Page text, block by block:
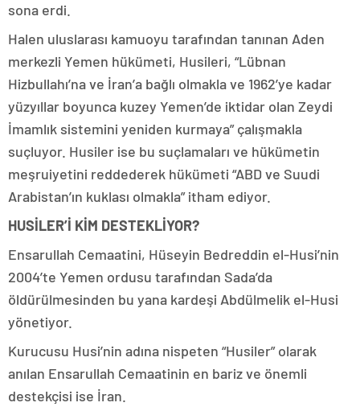
sona erdi.
Halen uluslarası kamuoyu tarafından tanınan Aden
merkezli Yemen hükümeti, Husileri, “Lübnan
Hizbullahı’na ve İran’a bağlı olmakla ve 1962’ye kadar
yüzyıllar boyunca kuzey Yemen’de iktidar olan Zeydi
İmamlık sistemini yeniden kurmaya” çalışmakla
suçluyor. Husiler ise bu suçlamaları ve hükümetin
meşruiyetini reddederek hükümeti “ABD ve Suudi
Arabistan’ın kuklası olmakla” itham ediyor.
HUSİLER’İ KİM DESTEKLİYOR?
Ensarullah Cemaatini, Hüseyin Bedreddin el-Husi’nin
2004’te Yemen ordusu tarafından Sada’da
öldürülmesinden bu yana kardeşi Abdülmelik el-Husi
yönetiyor.
Kurucusu Husi’nin adına nispeten “Husiler” olarak
anılan Ensarullah Cemaatinin en bariz ve önemli
destekçisi ise İran.